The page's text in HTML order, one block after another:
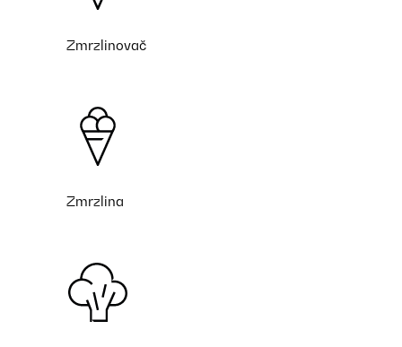
Zmrzlinovač
Zmrzlina